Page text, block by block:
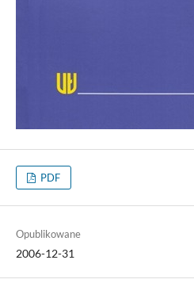
PDF
Opublikowane
2006-12-31